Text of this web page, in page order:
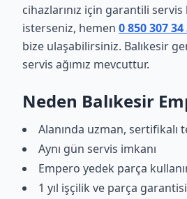
cihazlarınız için garantili
isterseniz, hemen 0 850 307 34
bize ulaşabilirsiniz. Balıkesir
servis ağımız mevcuttur.
Neden Balıkesir
Alanında uzman, sertifikalı
Aynı gün servis imkanı
Empero yedek parça
1 yıl işçilik ve parça garantisi